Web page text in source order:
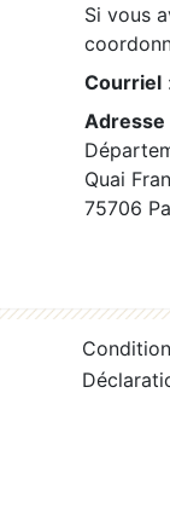
Si vous
Courriel
Adresse
Quai
75706